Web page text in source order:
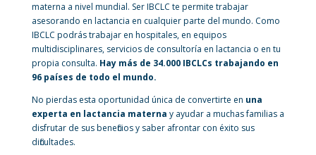
materna a nivel mundial. Ser IBCLC te permite trabajar
asesorando en lactancia en cualquier parte del mundo. Como
IBCLC podrás trabajar en hospitales, en equipos
multidisciplinares, servicios de consultoría en lactancia o en tu
propia consulta. Hay más de 34.000 IBCLCs trabajando en
96 países de todo el mundo.
No pierdas esta oportunidad única de convertirte en una
experta en lactancia materna y ayudar a muchas familias a
disfrutar de sus beneficios y saber afrontar con éxito sus
dificultades.